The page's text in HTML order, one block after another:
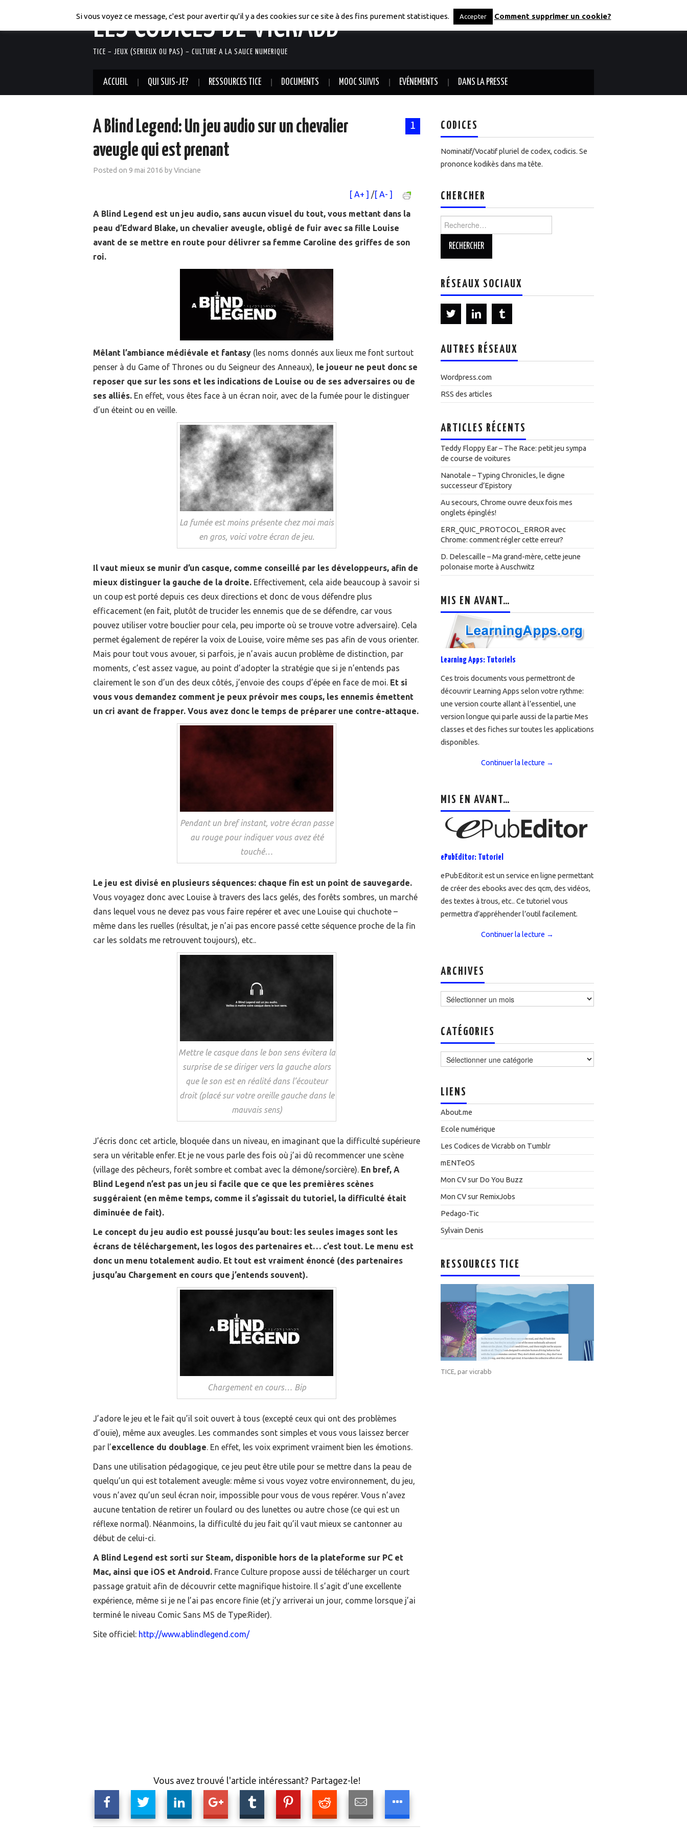
LES CODICES DE VICRABB
TICE – JEUX (SERIEUX OU PAS) – CULTURE A LA SAUCE NUMERIQUE
ACCUEIL QUI SUIS-JE? RESSOURCES TICE DOCUMENTS MOOC SUIVIS EVÉNEMENTS DANS LA PRESSE
1
A Blind Legend: Un jeu audio sur un chevalier
aveugle qui est prenant
Posted on 9 mai 2016 byVinciane
[ A+ ] /[ A- ]
A Blind Legend est un jeu audio, sans aucun visuel du tout, vous mettant dans la
peau d’Edward Blake, un chevalier aveugle, obligé de fuir avec sa fille Louise
avant de se mettre en route pour délivrer sa femme Caroline des griffes de son
roi.
Mêlant l’ambiance médiévale et fantasy (les noms donnés aux lieux me font surtout
penser à du Game of Thrones ou du Seigneur des Anneaux), le joueur ne peut donc se
reposer que sur les sons et les indications de Louise ou de ses adversaires ou de
ses alliés. En effet, vous êtes face à un écran noir, avec de la fumée pour le distinguer
d’un éteint ou en veille.
La fumée est moins présente chez moi mais
en gros, voici votre écran de jeu.
Il vaut mieux se munir d’un casque, comme conseillé par les développeurs, afin de
mieux distinguer la gauche de la droite. Effectivement, cela aide beaucoup à savoir si
un coup est porté depuis ces deux directions et donc de vous défendre plus
efficacement (en fait, plutôt de trucider les ennemis que de se défendre, car vous
pouvez utiliser votre bouclier pour cela, peu importe où se trouve votre adversaire). Cela
permet également de repérer la voix de Louise, voire même ses pas afin de vous orienter.
Mais pour tout vous avouer, si parfois, je n’avais aucun problème de distinction, par
moments, c’est assez vague, au point d’adopter la stratégie que si je n’entends pas
clairement le son d’un des deux côtés, j’envoie des coups d’épée en face de moi. Et si
vous vous demandez comment je peux prévoir mes coups, les ennemis émettent
un cri avant de frapper. Vous avez donc le temps de préparer une contre-attaque.
Pendant un bref instant, votre écran passe
au rouge pour indiquer vous avez été
touché…
Le jeu est divisé en plusieurs séquences: chaque fin est un point de sauvegarde.
Vous voyagez donc avec Louise à travers des lacs gelés, des forêts sombres, un marché
dans lequel vous ne devez pas vous faire repérer et avec une Louise qui chuchote –
même dans les ruelles (résultat, je n’ai pas encore passé cette séquence proche de la fin
car les soldats me retrouvent toujours), etc..
Mettre le casque dans le bon sens évitera la
surprise de se diriger vers la gauche alors
que le son est en réalité dans l’écouteur
droit (placé sur votre oreille gauche dans le
mauvais sens)
J’écris donc cet article, bloquée dans un niveau, en imaginant que la difficulté supérieure
sera un véritable enfer. Et je ne vous parle des fois où j’ai dû recommencer une scène
(village des pêcheurs, forêt sombre et combat avec la démone/sorcière). En bref, A
Blind Legend n’est pas un jeu si facile que ce que les premières scènes
suggéraient (en même temps, comme il s’agissait du tutoriel, la difficulté était
diminuée de fait).
Le concept du jeu audio est poussé jusqu’au bout: les seules images sont les
écrans de téléchargement, les logos des partenaires et… c’est tout. Le menu est
donc un menu totalement audio. Et tout est vraiment énoncé (des partenaires
jusqu’au Chargement en cours que j’entends souvent).
Chargement en cours… Bip
J’adore le jeu et le fait qu’il soit ouvert à tous (excepté ceux qui ont des problèmes
d’ouïe), même aux aveugles. Les commandes sont simples et vous vous laissez bercer
par l’excellence du doublage. En effet, les voix expriment vraiment bien les émotions.
Dans une utilisation pédagogique, ce jeu peut être utile pour se mettre dans la peau de
quelqu’un qui est totalement aveugle: même si vous voyez votre environnement, du jeu,
vous n’avez qu’un seul écran noir, impossible pour vous de vous repérer. Vous n’avez
aucune tentation de retirer un foulard ou des lunettes ou autre chose (ce qui est un
réflexe normal). Néanmoins, la difficulté du jeu fait qu’il vaut mieux se cantonner au
début de celui-ci.
A Blind Legend est sorti sur Steam, disponible hors de la plateforme sur PC et
Mac, ainsi que iOS et Android. France Culture propose aussi de télécharger un court
passage gratuit afin de découvrir cette magnifique histoire. Il s’agit d’une excellente
expérience, même si je ne l’ai pas encore finie (et j’y arriverai un jour, comme lorsque j’ai
terminé le niveau Comic Sans MS de Type:Rider).
Site officiel: http://www.ablindlegend.com/
Vous avez trouvé l'article intéressant? Partagez-le!
CODICES
Nominatif/Vocatif pluriel de codex, codicis. Se
prononce kodikès dans ma tête.
CHERCHER
Rechercher :
RÉSEAUX SOCIAUX
AUTRES RÉSEAUX
Wordpress.com
RSS des articles
ARTICLES RÉCENTS
Teddy Floppy Ear – The Race: petit jeu sympa
de course de voitures
Nanotale – Typing Chronicles, le digne
successeur d’Epistory
Au secours, Chrome ouvre deux fois mes
onglets épinglés!
ERR_QUIC_PROTOCOL_ERROR avec
Chrome: comment régler cette erreur?
D. Delescaille – Ma grand-mère, cette jeune
polonaise morte à Auschwitz
MIS EN AVANT…
Learning Apps: Tutoriels
Ces trois documents vous permettront de
découvrir Learning Apps selon votre rythme:
une version courte allant à l’essentiel, une
version longue qui parle aussi de la partie Mes
classes et des fiches sur toutes les applications
disponibles.
Continuer la lecture →
MIS EN AVANT…
ePubEditor: Tutoriel
ePubEditor.it est un service en ligne permettant
de créer des ebooks avec des qcm, des vidéos,
des textes à trous, etc.. Ce tutoriel vous
permettra d’appréhender l’outil facilement.
Continuer la lecture →
ARCHIVES
CATÉGORIES
LIENS
About.me
Ecole numérique
Les Codices de Vicrabb on Tumblr
mENTeOS
Mon CV sur Do You Buzz
Mon CV sur RemixJobs
Pedago-Tic
Sylvain Denis
RESSOURCES TICE
TICE, par vicrabb
Si vous voyez ce message, c'est pour avertir qu'il y a des cookies sur ce site à des fins purement statistiques. Accepter Comment supprimer un cookie?